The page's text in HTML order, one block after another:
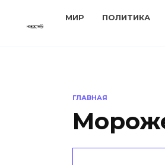
МИР ПОЛИТИКА
ГЛАВНАЯ